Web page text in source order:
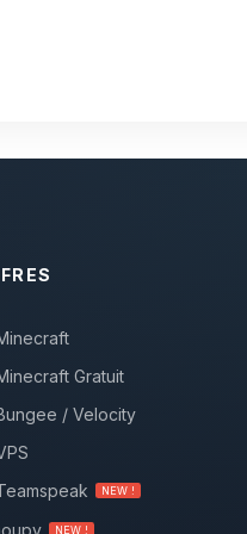
Gratuit
/ Velocity
NEW !
NEW !